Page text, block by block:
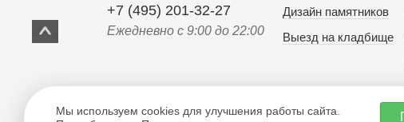
+7 (495) 201-32-27
Ежедневно с 9:00 до 22:00
Дизайн памятников
Выезд на кладбище
Мы используем cookies для улучшения работы сайта.